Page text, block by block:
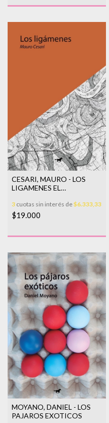
CESARI, MAURO - LOS
LIGAMENES EL
3 cuotas sin interés de$6.333,33
$19.000
MOYANO, DANIEL - LOS
PAJAROS EXOTICOS